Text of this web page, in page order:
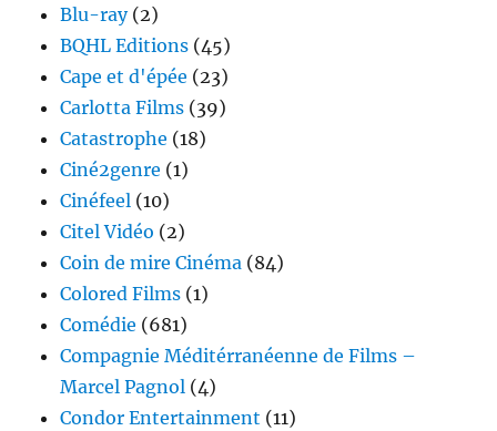
Blu-ray(2)
BQHL Editions (45)
Cape et d'épée (23)
Carlotta Films (39)
Catastrophe (18)
Ciné2genre (1)
Cinéfeel (10)
Citel Vidéo (2)
Coin de mire Cinéma (84)
Colored Films (1)
Comédie (681)
Compagnie Méditérranéenne de Films –
Marcel Pagnol (4)
Condor Entertainment (11)